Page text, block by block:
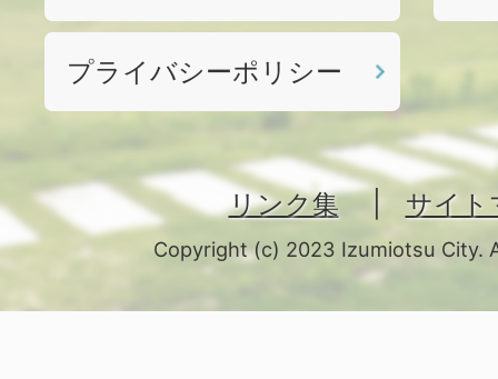
プライバシーポリシー
リンク集 サイト
Copyright (c) 2023 Izumiotsu City.